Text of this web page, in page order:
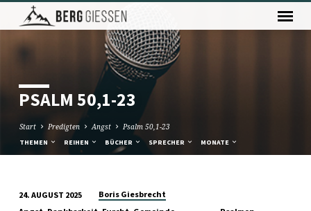
PSALM 50,1-23
Start Predigten Angst Psalm 50,1-23
THEMEN REIHEN BÜCHER SPRECHER MONATE
24. AUGUST 2025
Boris Giesbrecht